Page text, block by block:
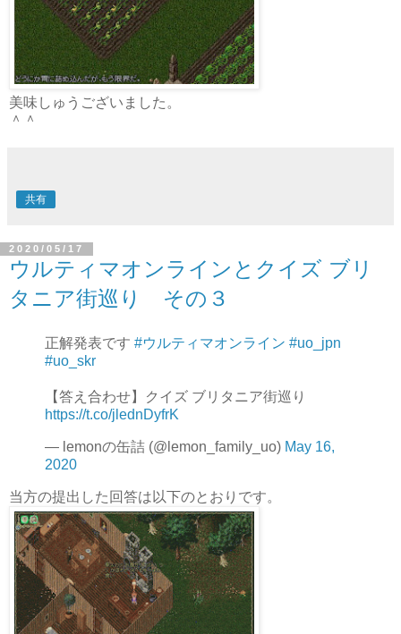
美味しゅうございました。
＾＾
共有
2020/05/17
ウルティマオンラインとクイズ ブリ
タニア街巡り その３
正解発表です #ウルティマオンライン #uo_jpn
#uo_skr
【答え合わせ】クイズ ブリタニア街巡り
https://t.co/jlednDyfrK
— lemonの缶詰 (@lemon_family_uo) May 16,
2020
当方の提出した回答は以下のとおりです。